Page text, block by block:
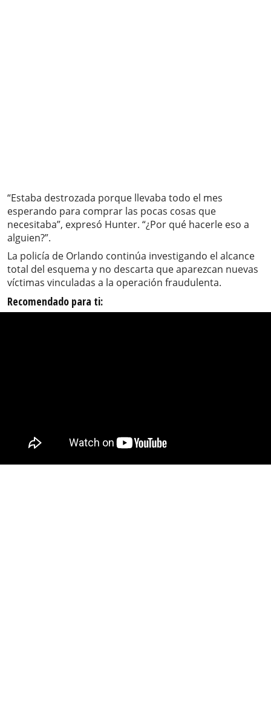
“Estaba destrozada porque llevaba todo el mes
esperando para comprar las pocas cosas que
necesitaba”, expresó Hunter. “¿Por qué hacerle eso a
alguien?”.
La policía de Orlando continúa investigando el alcance
total del esquema y no descarta que aparezcan nuevas
víctimas vinculadas a la operación fraudulenta.
Recomendado para ti: